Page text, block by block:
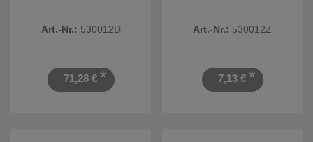
Art.-Nr.: 530012D
71,28 € *
Art.-Nr.: 530012Z
7,13 € *